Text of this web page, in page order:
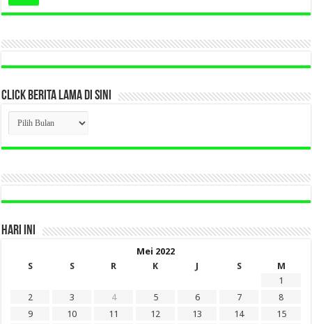
CLICK BERITA LAMA DI SINI
CLICK
BERITA
LAMA
DI
HARI INI
Mei 2022
S
S R K J S
M
1
2
3 4 5 6 7
8
9
10 11 12 13 14
15